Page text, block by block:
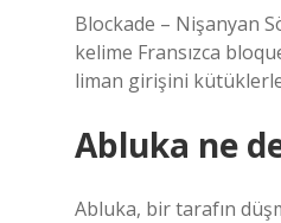
Blockade – Nişanyan
kelime Fransızca
liman girişini
Abluka ne
Abluka, bir tarafın